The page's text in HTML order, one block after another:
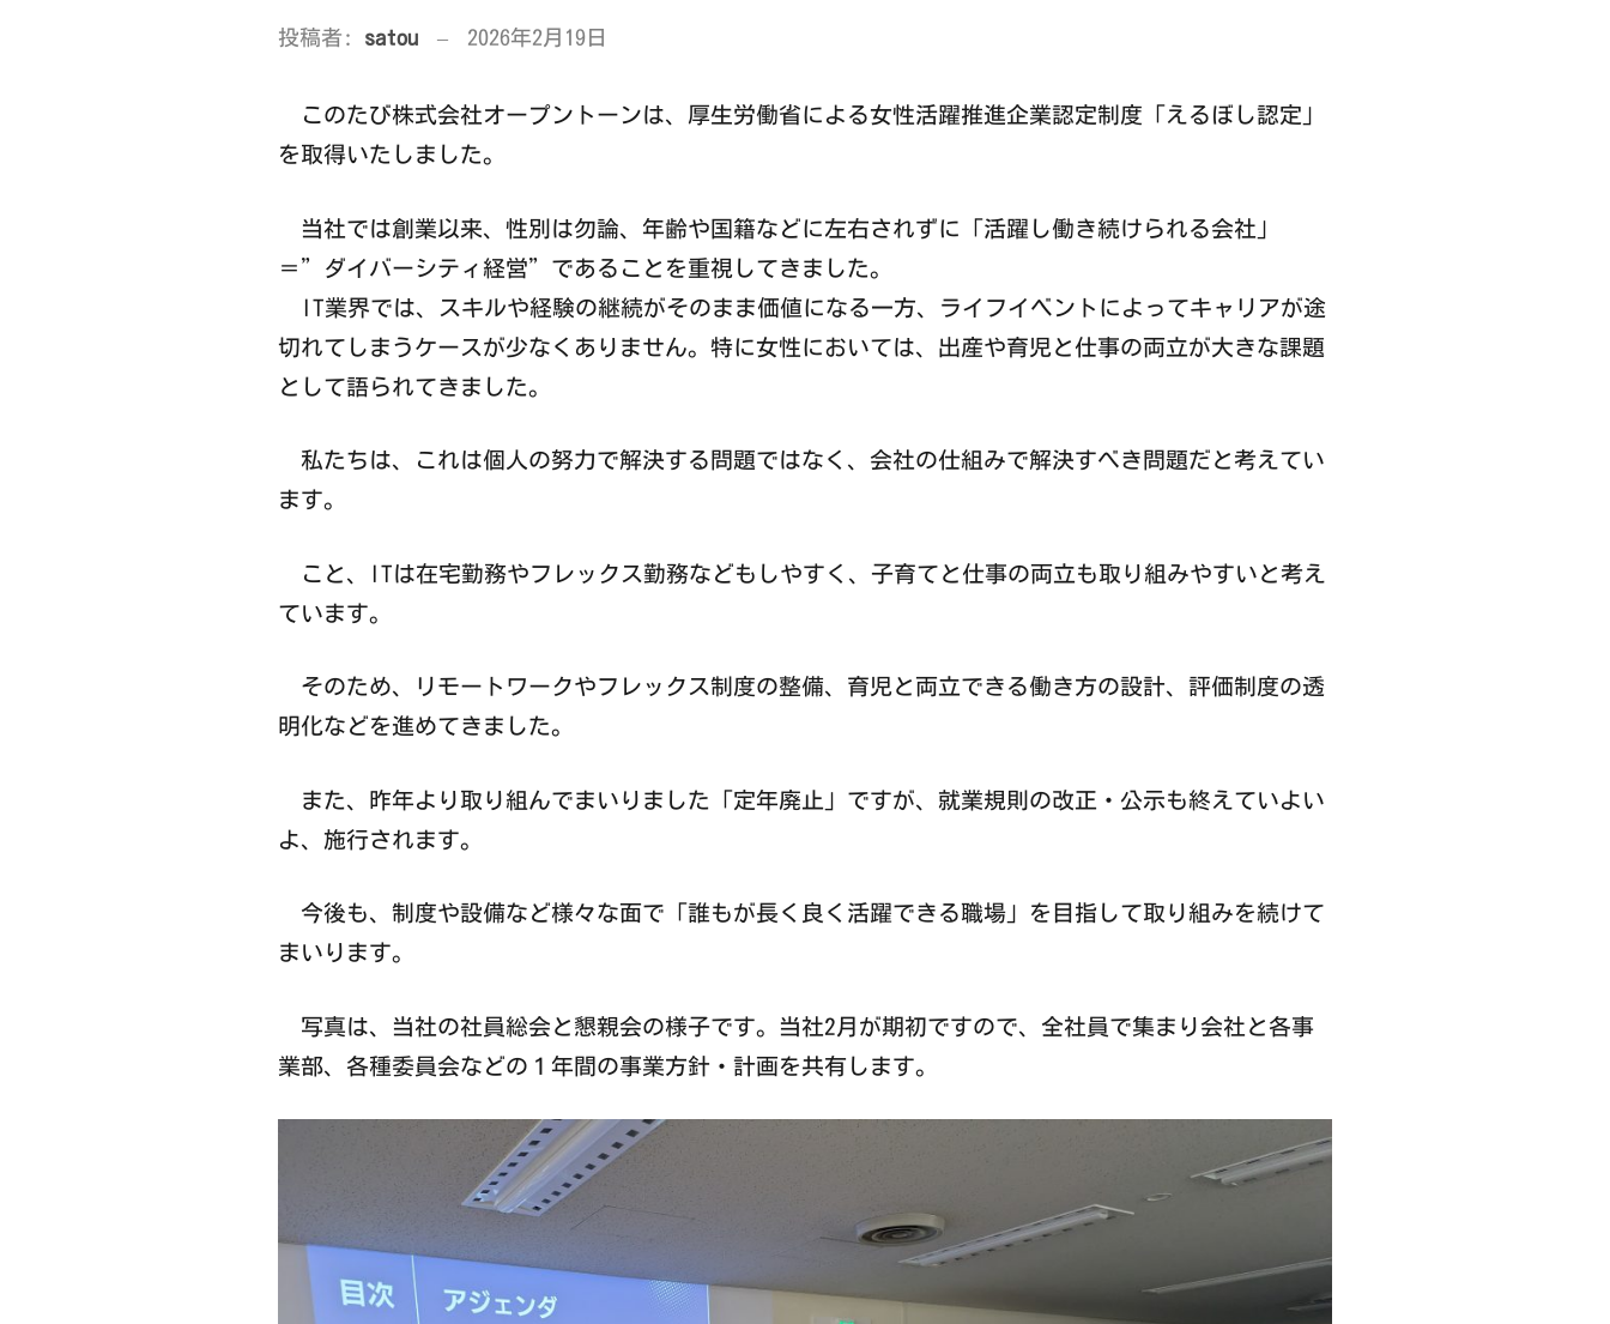
投稿者: satou 2026年2月19日
このたび株式会社オープントーンは、厚生労働省による女性活躍推進企業認定制度「えるぼし認定」
を取得いたしました。
当社では創業以来、性別は勿論、年齢や国籍などに左右されずに「活躍し働き続けられる会社」
＝”ダイバーシティ経営”であることを重視してきました。
IT業界では、スキルや経験の継続がそのまま価値になる一方、ライフイベントによってキャリアが途
切れてしまうケースが少なくありません。特に女性においては、出産や育児と仕事の両立が大きな課題
として語られてきました。
私たちは、これは個人の努力で解決する問題ではなく、会社の仕組みで解決すべき問題だと考えてい
ます。
こと、ITは在宅勤務やフレックス勤務などもしやすく、子育てと仕事の両立も取り組みやすいと考え
ています。
そのため、リモートワークやフレックス制度の整備、育児と両立できる働き方の設計、評価制度の透
明化などを進めてきました。
また、昨年より取り組んでまいりました「定年廃止」ですが、就業規則の改正・公示も終えていよい
よ、施行されます。
今後も、制度や設備など様々な面で「誰もが長く良く活躍できる職場」を目指して取り組みを続けて
まいります。
写真は、当社の社員総会と懇親会の様子です。当社2月が期初ですので、全社員で集まり会社と各事
業部、各種委員会などの１年間の事業方針・計画を共有します。